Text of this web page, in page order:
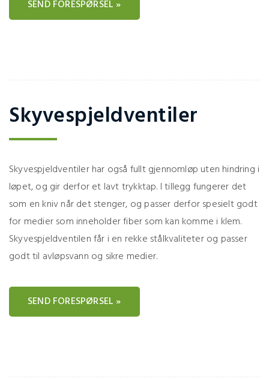
SEND FORESPØRSEL »
Skyvespjeldventiler
Skyvespjeldventiler har også fullt gjennomløp uten hindring i
løpet, og gir derfor et lavt trykktap. I tillegg fungerer det
som en kniv når det stenger, og passer derfor spesielt godt
for medier som inneholder fiber som kan komme i klem.
Skyvespjeldventilen får i en rekke stålkvaliteter og passer
godt til avløpsvann og sikre medier.
SEND FORESPØRSEL »